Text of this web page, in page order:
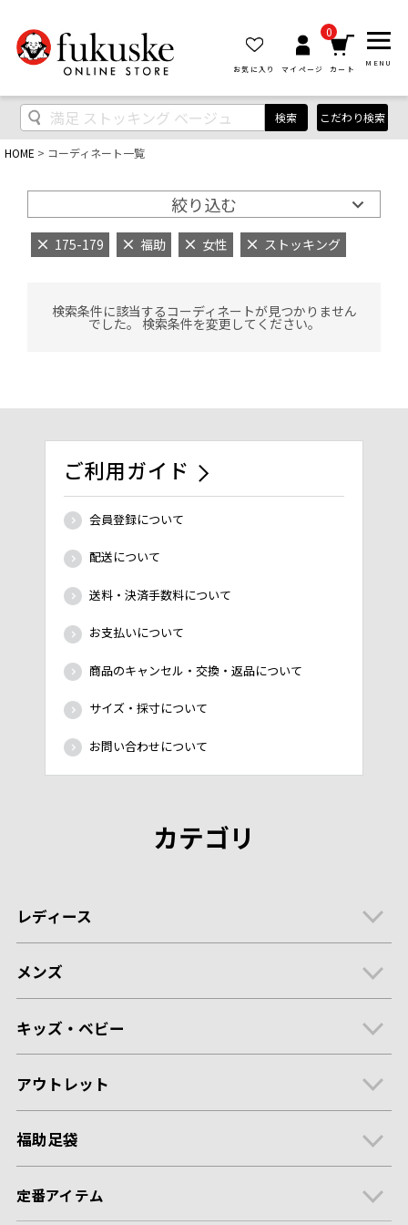
お気に入り マイページ
0
カート
MENU
検索 こだわり検索
HOME コーディネート一覧
絞り込む
175-179 福助 女性 ストッキング
検索条件に該当するコーディネートが見つかりません
でした。 検索条件を変更してください。
ご利用ガイド
会員登録について
配送について
送料・決済手数料について
お支払いについて
商品のキャンセル・交換・返品について
サイズ・採寸について
お問い合わせについて
カテゴリ
レディース
メンズ
キッズ・ベビー
アウトレット
福助足袋
定番アイテム